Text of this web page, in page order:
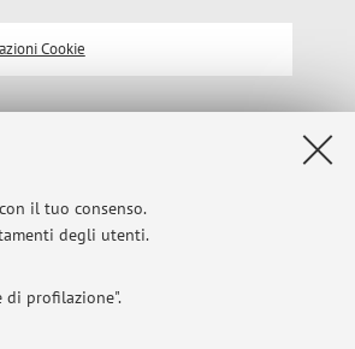
il tuo consenso.
degli utenti.
di profilazione".
Cookie